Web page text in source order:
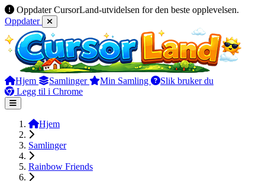
Oppdater CursorLand-utvidelsen for den beste opplevelsen.
Oppdater
Hjem Samlinger Min Samling
Slik bruker du
Legg til i Chrome
Hjem
Samlinger
Rainbow Friends